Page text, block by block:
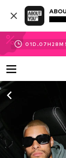
01D.07H 28M